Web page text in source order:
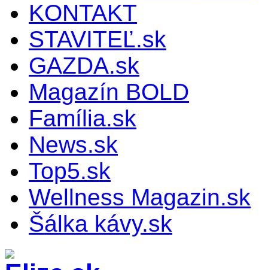
KONTAKT
STAVITEĽ.sk
GAZDA.sk
Magazín BOLD
Família.sk
News.sk
Top5.sk
Wellness Magazin.sk
Šálka kávy.sk